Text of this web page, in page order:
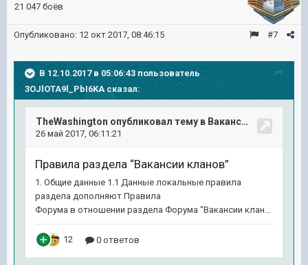
21 047 боёв
#7
Опубликовано: 12 окт 2017, 08:46:15
В 12.10.2017 в 05:06:43 пользователь
3OJlOTA9l_PbI6KAсказал: